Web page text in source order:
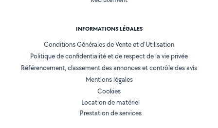
INFORMATIONS LÉGALES
Conditions Générales de Vente et d'Utilisation
Politique de confidentialité et de respect de la vie privée
Référencement, classement des annonces et contrôle des avis
Mentions légales
Cookies
Location de matériel
Prestation de services